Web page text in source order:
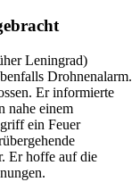
Leningrad)
Drohnenalarm.
Er informierte
nahe einem
ein Feuer
Er hoffe auf die